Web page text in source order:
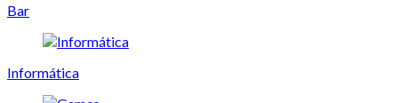
Bar
Informática